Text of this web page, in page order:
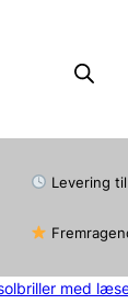
Levering
med